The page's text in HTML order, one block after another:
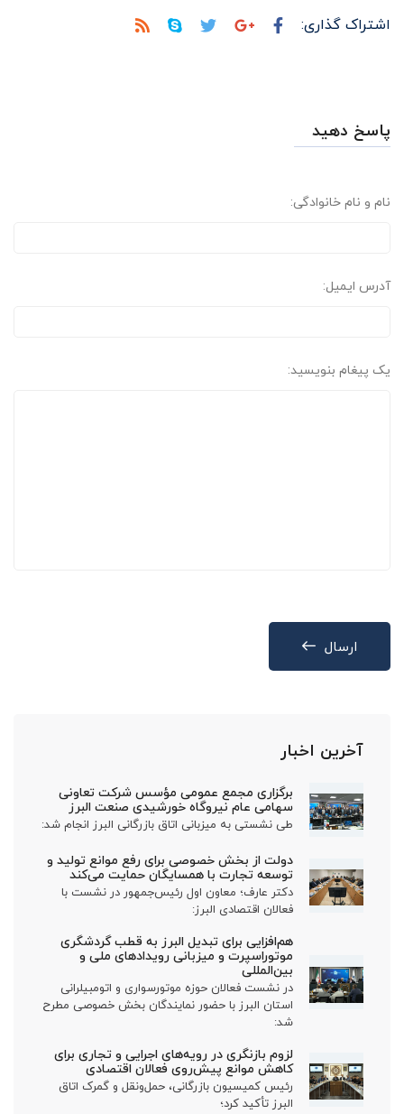
اشتراک گذاری:
پاسخ دهید
نام و نام خانوادگی:
آدرس ایمیل:
یک پیغام بنویسید:
ارسال
آخرین اخبار
برگزاری مجمع عمومی مؤسس شرکت تعاونی
سهامی عام نیروگاه خورشیدی صنعت البرز
طی نشستی به میزبانی اتاق بازرگانی البرز انجام شد:
دولت از بخش خصوصی برای رفع موانع تولید و
توسعه تجارت با همسایگان حمایت می‌کند
دکتر عارف؛ معاون اول رئیس‌جمهور در نشست با
فعالان اقتصادی البرز:
هم‌افزایی برای تبدیل البرز به قطب گردشگری
موتوراسپرت و میزبانی رویدادهای ملی و
بین‌المللی
در نشست فعالان حوزه موتورسواری و اتومبیلرانی
استان البرز با حضور نمایندگان بخش خصوصی مطرح
شد:
لزوم بازنگری در رویه‌های اجرایی و تجاری برای
کاهش موانع پیش‌روی فعالان اقتصادی
رئیس کمیسیون بازرگانی، حمل‌ونقل و گمرک اتاق
البرز تأکید کرد؛